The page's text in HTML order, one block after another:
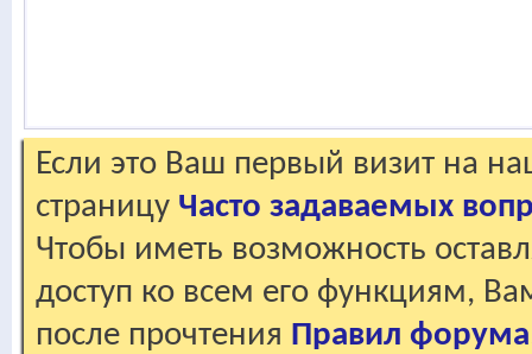
Если это Ваш первый визит на
страницу Часто задаваемых
Чтобы иметь возможность
доступ ко всем его функциям,
после прочтения Правил форума